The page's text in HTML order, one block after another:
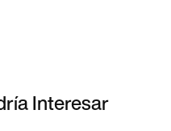
Interesar